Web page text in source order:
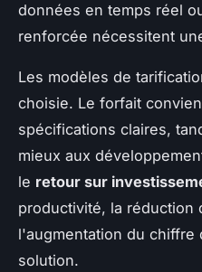
données en temps réel
renforcée nécessitent
Les modèles de
choisie. Le forfait
spécifications claires,
mieux aux
le retour sur
productivité, la réduction
l'augmentation du chiffre
solution.